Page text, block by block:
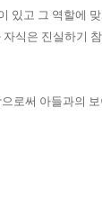
있고 그 역할에
자식은 진실하기
로써 아들과의